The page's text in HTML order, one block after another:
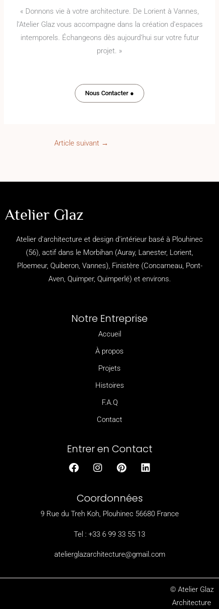
« Donnons vie à votre architecture. De Lorient à Vannes,
l’Atelier Glaz vous accompagne dans la création d’espaces
intemporels. Échangeons dès aujourd’hui sur votre futur
projet. »
Nous Contacter ●
Article suivant →
Atelier Glaz
Atelier d’architecture et design d’intérieur basé à Plouhinec
(56), actif dans le Morbihan (Auray, Lanester, Lorient,
Ploemeur, Quiberon, Vannes), Finistère (Concarneau, Pont-
Aven, Quimper, Quimperlé) et environs.
Notre Entreprise
Accueil
À propos
Projets
Histoires
F.A.Q
Contact
Entrer en Contact
F
a
b
o
k
I
n
a
g
r
a
m
P
i
e
r
s
t
L
i
d
n
Coordonnées
9 Rue du Treh Koh, Plouhinec 56680 France
Tel : +33 6 99 33 55 13
atelierglazarchitecture@gmail.com
© Atelier Glaz
Architecture